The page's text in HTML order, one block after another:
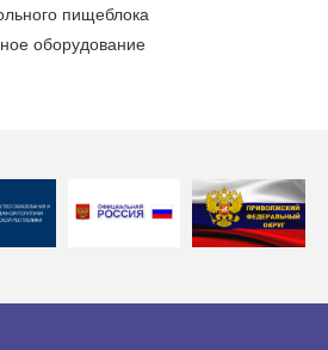
пищеблока
оборудование